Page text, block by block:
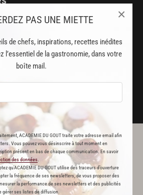
PAS UNE MIETTE
de chefs, inspirations, recettes inédites
l’essentiel de la gastronomie, dans votre
boîte mail.
ACADEMIE DU GOUT traite votre adresse email afin
Vous pouvez vous désinscrire à tout moment en
présent en bas de chaque communication. En savoir
des données
qu'ACADEMIE DU GOUT utilise des traceurs d’ouverture
la fréquence de ses newsletters, de vous proposer des
la performance de ses newsletters et des publicités
gérer ses listes de diffusion.
×
semaine
sans publicité
JE M'ABONNE
? JE ME CONNECTE
DU GOÛT VOUS
637